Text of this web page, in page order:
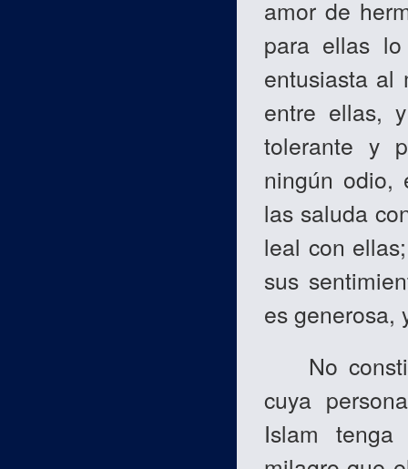
amor de
para ellas
entusiasta al
entre ellas,
tolerante y
ningún odio,
las saluda
leal con
sus
es generosa,
No
cuya
Islam